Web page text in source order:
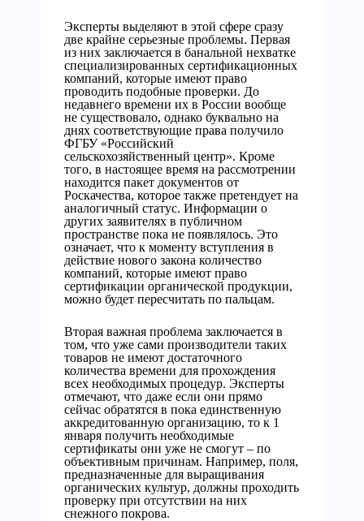
Эксперты выделяют в этой сфере сразу
две крайне серьезные проблемы. Первая
из них заключается в банальной нехватке
специализированных сертификационных
компаний, которые имеют право
проводить подобные проверки. До
недавнего времени их в России вообще
не существовало, однако буквально на
днях соответствующие права получило
ФГБУ «Российский
сельскохозяйственный центр». Кроме
того, в настоящее время на рассмотрении
находится пакет документов от
Роскачества, которое также претендует на
аналогичный статус. Информации о
других заявителях в публичном
пространстве пока не появлялось. Это
означает, что к моменту вступления в
действие нового закона количество
компаний, которые имеют право
сертификации органической продукции,
можно будет пересчитать по пальцам.
Вторая важная проблема заключается в
том, что уже сами производители таких
товаров не имеют достаточного
количества времени для прохождения
всех необходимых процедур. Эксперты
отмечают, что даже если они прямо
сейчас обратятся в пока единственную
аккредитованную организацию, то к 1
января получить необходимые
сертификаты они уже не смогут – по
объективным причинам. Например, поля,
предназначенные для выращивания
органических культур, должны проходить
проверку при отсутствии на них
снежного покрова.